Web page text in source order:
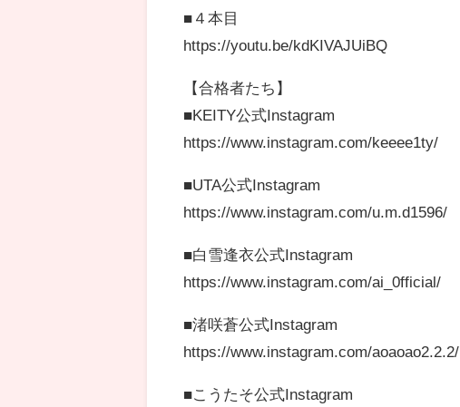
■４本目
https://youtu.be/kdKIVAJUiBQ
【合格者たち】
■KEITY公式Instagram
https://www.instagram.com/keeee1ty/
■UTA公式Instagram
https://www.instagram.com/u.m.d1596/
■白雪逢衣公式Instagram
https://www.instagram.com/ai_0fficial/
■渚咲蒼公式Instagram
https://www.instagram.com/aoaoao2.2.2/
■こうたそ公式Instagram